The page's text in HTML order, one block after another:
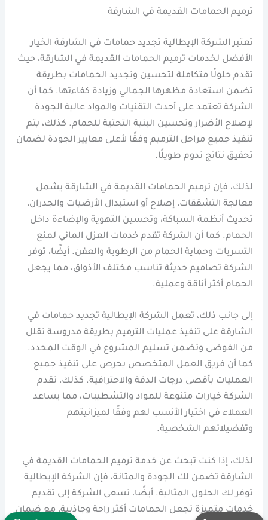
ترميم الحمامات القديمة في الشارقة
تعتبر الشركة الإيطالية تجديد حمامات في الشارقة الخيار
الأفضل لخدمات ترميم الحمامات القديمة في الشارقة، حيث
تقدم حلولًا متكاملة لتحسين وتجديد الحمامات بطريقة
تضمن استعادة مظهرها الجمالي وزيادة كفاءتها. كما أن
الشركة تعتمد على أحدث التقنيات والمواد عالية الجودة
لإصلاح الأضرار وتحسين البنية التحتية للحمام. كذلك، يتم
تنفيذ جميع مراحل الترميم وفقًا لأعلى معايير الجودة لضمان
تحقيق نتائج تدوم طويلًا.
لذلك، فإن ترميم الحمامات القديمة في الشارقة يشمل
معالجة التشققات، إصلاح أو استبدال الأرضيات والجدران،
تحديث أنظمة السباكة، وتحسين التهوية والإضاءة داخل
الحمام. كما أن الشركة تقدم خدمات العزل المائي لمنع
التسربات وحماية الحمام من الرطوبة والعفن. أيضًا، توفر
الشركة تصاميم حديثة تناسب مختلف الأذواق، مما يجعل
الحمام أكثر أناقة وعملية.
إلى جانب ذلك، تعمل الشركة الإيطالية تجديد حمامات في
الشارقة على تنفيذ عمليات الترميم بطريقة مدروسة تقلل
من الفوضى وتضمن تسليم المشروع في الوقت المحدد.
كما أن فريق العمل المتخصص يحرص على تنفيذ جميع
العمليات بأقصى درجات الدقة والاحترافية. كذلك، تقدم
الشركة خيارات متنوعة للمواد والتشطيبات، مما يساعد
العملاء في اختيار الأنسب لهم وفقًا لميزانيتهم
وتفضيلاتهم الشخصية.
لذلك، إذا كنت تبحث عن خدمة ترميم الحمامات القديمة في
الشارقة تضمن لك الجودة والمتانة، فإن الشركة الإيطالية
توفر لك الحلول المثالية. أيضًا، تسعى الشركة إلى تقديم
خدمات متميزة تجعل الحمامات أكثر راحة وجاذبية، مع ضمان